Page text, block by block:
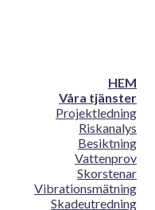
HEM
Våra tjänster
Projektledning
Riskanalys
Besiktning
Vattenprov
Skorstenar
Vibrationsmätning
Skadeutredning